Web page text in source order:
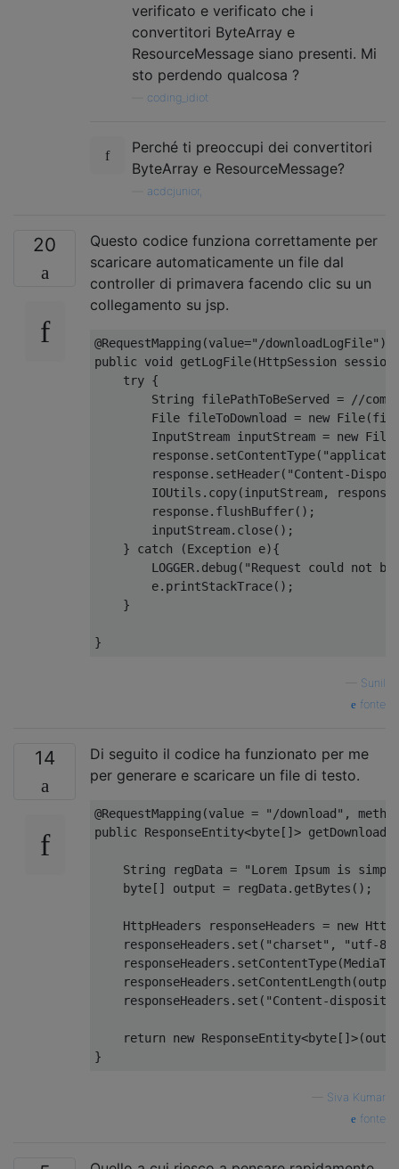
verificato e verificato che i
convertitori ByteArray e
ResourceMessage siano presenti. Mi
sto perdendo qualcosa ?
coding_idiot
Perché ti preoccupi dei convertitori
ByteArray e ResourceMessage?
acdcjunior,
20
Questo codice funziona correttamente per
scaricare automaticamente un file dal
controller di primavera facendo clic su un
collegamento su jsp.
@RequestMapping (value="/downloadLogFile" )
public
void getLogFile(HttpSession session
try {
String filePathToBeServed =
//
File fileToDownload = new File(
InputStream inputStream = new
        response
. setContentType(
        response
. setHeader( "Content-
IOUtils . copy(inputStream, response
        response
. flushBuffer();
        inputStream
. close();
}
catch (Exception e){
        LOGGER
. debug ( "Request could not
        e
. printStackTrace();
}
}
Sunil
fonte
14
Di seguito il codice ha funzionato per me
per generare e scaricare un file di testo.
@RequestMapping (value = "/download" ,
public
ResponseEntity<byte[]>
String regData =
"Lorem Ipsum is
byte[] output = regData. getBytes ();
HttpHeaders responseHeaders = new
    responseHeaders
. set ( "charset" , "utf-8"
    responseHeaders
. setContentType(
    responseHeaders
. setContentLength (
    responseHeaders
. set ( "Content-
return new ResponseEntity<byte[]>(
}
Siva Kumar
fonte